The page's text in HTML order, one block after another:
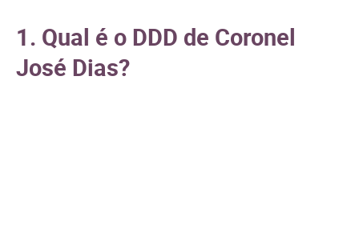
1. Qual é o DDD de Coronel
José Dias?